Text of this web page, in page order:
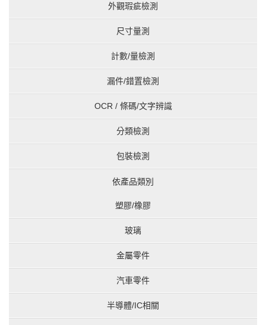
外觀瑕疵檢測
尺寸量測
計數/量檢測
漏件/錯置檢測
OCR / 條碼/文字辨識
分類檢測
包裝檢測
依產品類別
塑膠/橡膠
玻璃
金屬零件
汽車零件
半導體/IC相關